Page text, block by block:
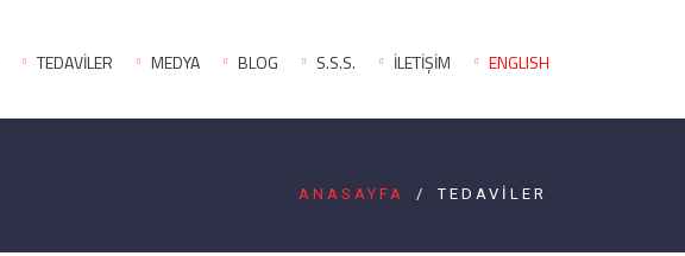
TEDAVİLER MEDYA BLOG S.S.S. İLETİŞİM ENGLISH
ANASAYFA / TEDAVİLER